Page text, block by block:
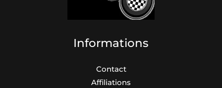
Informations
Contact
Affiliations